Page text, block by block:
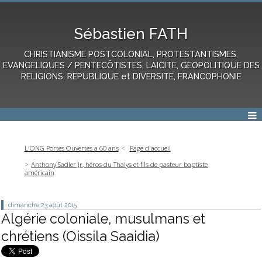
Sébastien FATH
CHRISTIANISME POSTCOLONIAL, PROTESTANTISMES,
EVANGELIQUES / PENTECÔTISTES, LAICITE, GEOPOLITIQUE DES
RELIGIONS, REPUBLIQUE et DIVERSITE, FRANCOPHONIE
L'ONG Portes Ouvertes a 60 ans
Page d'accueil
Anthony Sadler Jr, héros du Thalys et fils de pasteur baptiste
américain
dimanche 23 août 2015
Algérie coloniale, musulmans et
chrétiens (Oissila Saaidia)